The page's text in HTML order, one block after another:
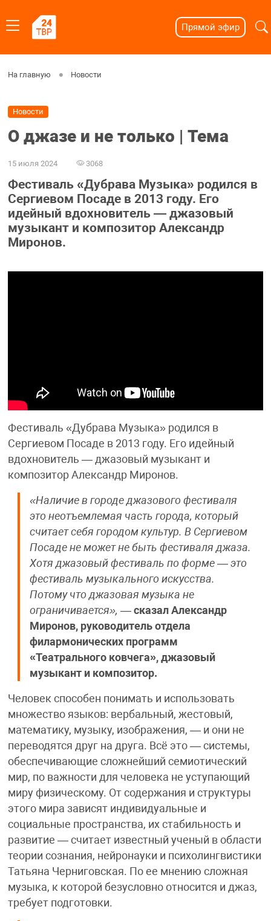
Прямой эфир
На главную Новости
Новости
О джазе и не только | Тема
15 июля 2024 3068
Фестиваль «Дубрава Музыка» родился в
Сергиевом Посаде в 2013 году. Его
идейный вдохновитель — джазовый
музыкант и композитор Александр
Миронов.
Фестиваль «Дубрава Музыка» родился в
Сергиевом Посаде в 2013 году. Его идейный
вдохновитель — джазовый музыкант и
композитор Александр Миронов.
«Наличие в городе джазового фестиваля
это неотъемлемая часть города, который
считает себя городом культур. В Сергиевом
Посаде не может не быть фестиваля джаза.
Хотя джазовый фестиваль по форме — это
фестиваль музыкального искусства.
Потому что джазовая музыка не
ограничивается», — сказал Александр
Миронов, руководитель отдела
филармонических программ
«Театрального ковчега», джазовый
музыкант и композитор.
Человек способен понимать и использовать
множество языков: вербальный, жестовый,
математику, музыку, изображения, — и они не
переводятся друг на друга. Всё это — системы,
обеспечивающие сложнейший семиотический
мир, по важности для человека не уступающий
миру физическому. От содержания и структуры
этого мира зависят индивидуальные и
социальные пространства, их стабильность и
развитие — считает известный ученый в области
теории сознания, нейронауки и психолингвистики
Татьяна Черниговская. По ее мнению сложная
музыка, к которой безусловно относится и джаз,
требует подготовки.